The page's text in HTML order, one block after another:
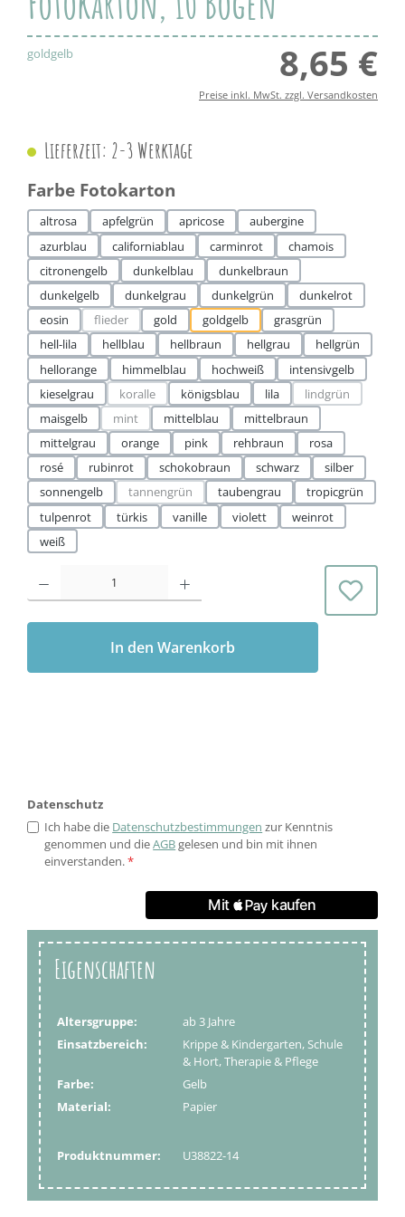
goldgelb 8,65 €
Preise inkl. MwSt. zzgl. Versandkosten
Lieferzeit: 2-3 Werktage
Farbe Fotokarton
altrosa apfelgrün apricose
aubergine
azurblau
californiablau carminrot
chamois
citronengelb
dunkelblau
dunkelbraun
dunkelgelb
dunkelgrau dunkelgrün
dunkelrot
eosin
flieder(Diese Option ist zurzeit nicht verfügbar.)
gold goldgelb
grasgrün
hell-lila
hellblau hellbraun hellgrau
hellgrün
hellorange
himmelblau hochweiß
intensivgelb
kieselgrau
koralle(Diese Option ist zurzeit nicht verfügbar.)
königsblau lila lindgrün(Diese Option
maisgelb mint(Diese Option ist zurzeit nicht verfügbar.)
mittelblau
mittelbraun
mittelgrau
orange pink rehbraun
rosa
rosé
rubinrot schokobraun schwarz
silber
sonnengelb
tannengrün(Diese Option ist zurzeit nicht verfügbar.)
taubengrau
tropicgrün
tulpenrot
türkis vanille violett
weinrot
weiß
Produkt Anzahl: Gib den gewünschten Wert ein oder benutze die
In den Warenkorb
Datenschutz
Ich habe die Datenschutzbestimmungen zur Kenntnis
genommen und dieAGBgelesen und bin mit ihnen
einverstanden.*
Eigenschaften
Altersgruppe:
ab 3 Jahre
Einsatzbereich:
Krippe & Kindergarten, Schule
& Hort, Therapie & Pflege
Farbe:
Gelb
Material:
Papier
Produktnummer: U38822-14